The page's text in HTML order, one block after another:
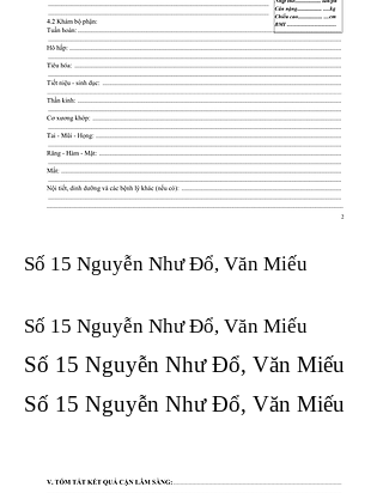
Số 15 Nguyễn Như Đổ, Văn Miếu
Số 15 Nguyễn Như Đổ, Văn Miếu​​​​
Số 15 Nguyễn Như Đổ, Văn Miếu​​​​
Số 15 Nguyễn Như Đổ, Văn Miếu​​​​